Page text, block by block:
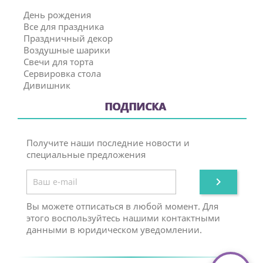
День рождения
Все для праздника
Праздничный декор
Воздушные шарики
Свечи для торта
Сервировка стола
Дивишник
ПОДПИСКА
Получите наши последние новости и
специальные предложения

Вы можете отписаться в любой момент. Для
этого воспользуйтесь нашими контактными
данными в юридическом уведомлении.